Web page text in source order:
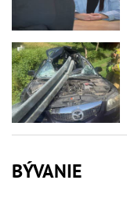
BÝVANIE